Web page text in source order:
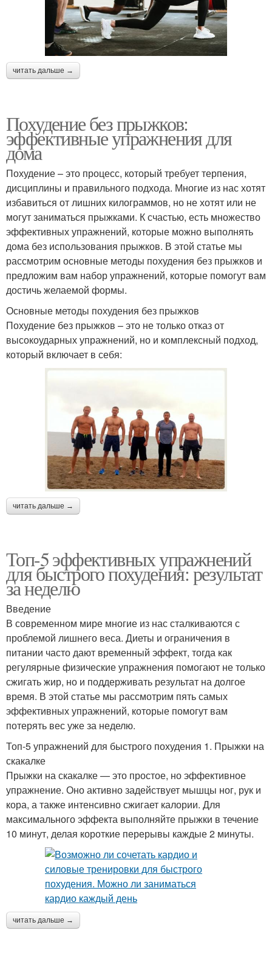
читать дальше →
Похудение без прыжков:
эффективные упражнения для
дома
Похудение – это процесс, который требует терпения,
дисциплины и правильного подхода. Многие из нас хотят
избавиться от лишних килограммов, но не хотят или не
могут заниматься прыжками. К счастью, есть множество
эффективных упражнений, которые можно выполнять
дома без использования прыжков. В этой статье мы
рассмотрим основные методы похудения без прыжков и
предложим вам набор упражнений, которые помогут вам
достичь желаемой формы.
Основные методы похудения без прыжков
Похудение без прыжков – это не только отказ от
высокоударных упражнений, но и комплексный подход,
который включает в себя:
читать дальше →
Топ-5 эффективных упражнений
для быстрого похудения: результат
за неделю
Введение
В современном мире многие из нас сталкиваются с
проблемой лишнего веса. Диеты и ограничения в
питании часто дают временный эффект, тогда как
регулярные физические упражнения помогают не только
сжигать жир, но и поддерживать результат на долгое
время. В этой статье мы рассмотрим пять самых
эффективных упражнений, которые помогут вам
потерять вес уже за неделю.
Топ-5 упражнений для быстрого похудения 1. Прыжки на
скакалке
Прыжки на скакалке — это простое, но эффективное
упражнение. Оно активно задействует мышцы ног, рук и
кора, а также интенсивно сжигает калории. Для
максимального эффекта выполняйте прыжки в течение
10 минут, делая короткие перерывы каждые 2 минуты.
читать дальше →